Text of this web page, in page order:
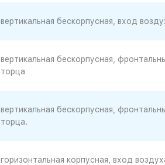
вертикальная бескорпусная, вход
вертикальная бескорпусная,
торца
вертикальная бескорпусная,
торца.
горизонтальная корпусная, вход